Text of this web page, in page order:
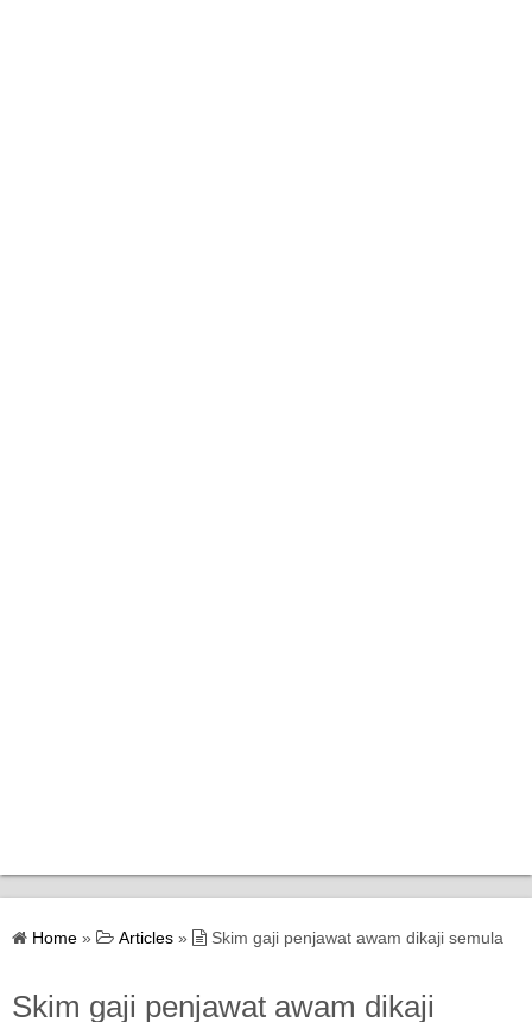
Home
Home » Articles » Skim gaji penjawat awam dikaji semula
Skim gaji penjawat awam dikaji